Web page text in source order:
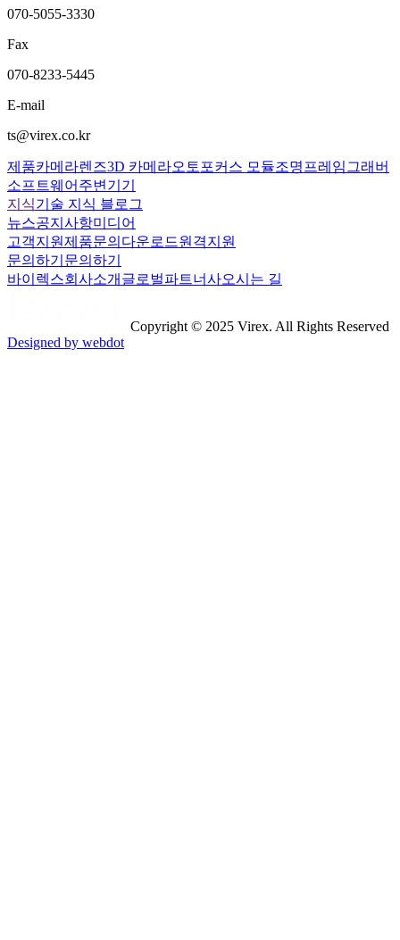
070-5055-3330
Fax
070-8233-5445
E-mail
ts@virex.co.kr
제품카메라렌즈3D 카메라오토포커스 모듈조명 프레임그래버
소프트웨어 주변기기
지식기술 지식 블로그
뉴스공지사항미디어
고객지원제품문의 다운로드원격지원
문의하기 문의하기
바이렉스회사소개 글로벌파트너사오시는 길
Copyright © 2025 Virex. All Rights Reserved
Designed by webdot